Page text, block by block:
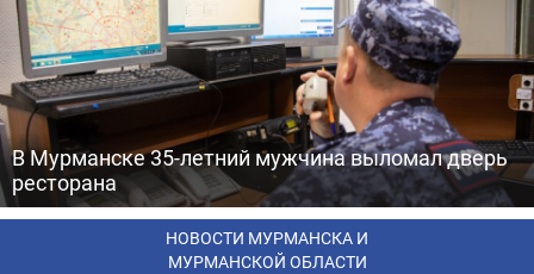
В Мурманске 35-летний мужчина выломал дверь
ресторана
НОВОСТИ МУРМАНСКА И
МУРМАНСКОЙ ОБЛАСТИ